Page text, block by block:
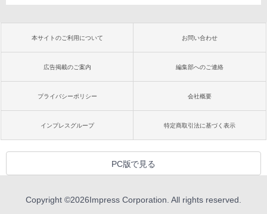
本サイトのご利用について お問い合わせ
広告掲載のご案内 編集部へのご連絡
プライバシーポリシー 会社概要
インプレスグループ 特定商取引法に基づく表示
PC版で見る
Copyright ©2026Impress Corporation. All rights reserved.